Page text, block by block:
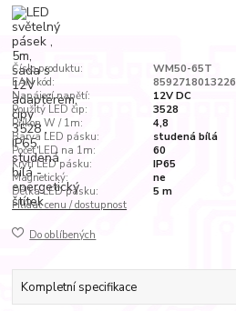
Číslo produktu:
WM50-65T
EAN kód:
8592718013226
Napájecí napětí:
12V DC
Použitý LED čip:
3528
Příkon W / 1m:
4,8
Barva LED pásku:
studená bílá
Počet LED na 1m:
60
Krytí LED pásku:
IP65
Magnetický:
ne
Délka LED pásku:
5 m
Hlídat cenu / dostupnost
Do oblíbených
Kompletní specifikace